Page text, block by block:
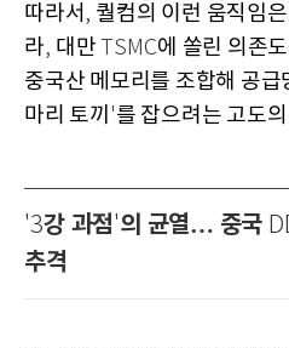
따라서 , 퀄컴의 이런 움직임
라, 대만 TSMC에 쏠린 의존
중국산 메모리를 조합해 공
마리 토끼 '를 잡으려는 고도
'3강 과점'의 균열… 중국
추격